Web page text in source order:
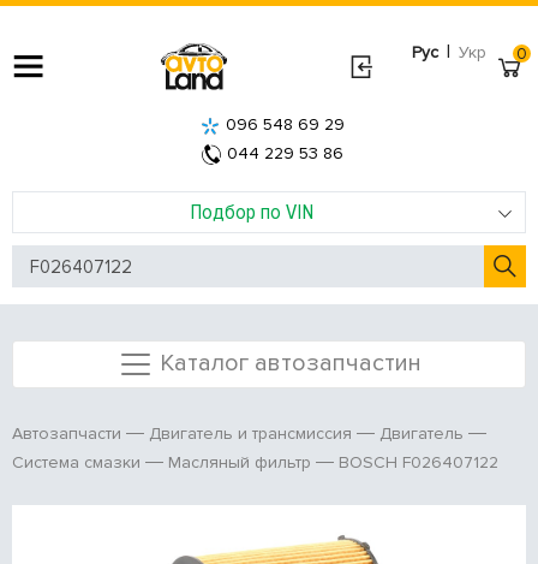
Рус | Укр
Подбор по VIN
096 548 69 29
044 229 53 86
0
Каталог автозапчастин
Автозапчасти Двигатель и трансмиссия
Двигатель
Система смазки
Масляный фильтр BOSCH F026407122